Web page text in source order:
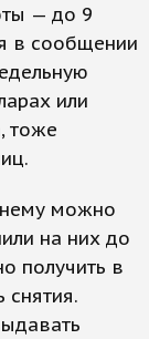
— до 9
в сообщении
или
тоже
можно
на них до
получить в
снятия.